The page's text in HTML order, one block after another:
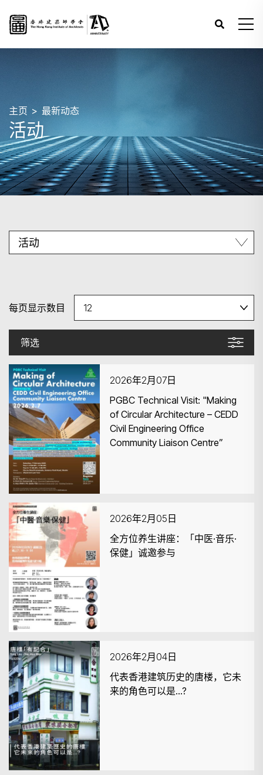
主页 最新动态
活动
筛选
每页显示数目
2026年2月07日
PGBC Technical Visit: "Making
of Circular Architecture – CEDD
Civil Engineering Office
Community Liaison Centre”
2026年2月05日
全方位养生讲座：「中医·音乐·
保健」诚邀参与
2026年2月04日
代表香港建筑历史的唐楼，它未
来的角色可以是...?